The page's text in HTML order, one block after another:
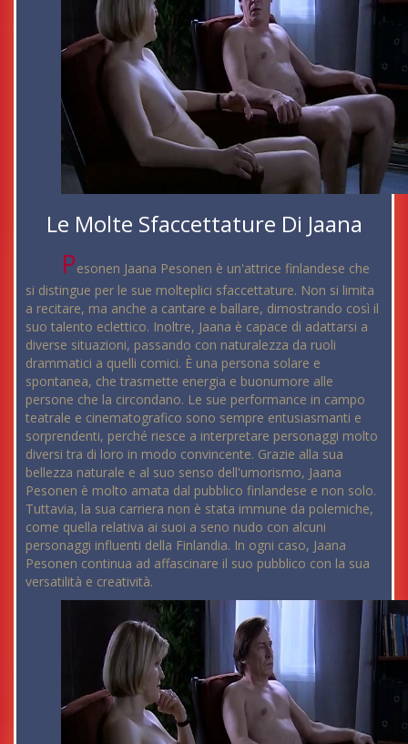
Le Molte Sfaccettature Di Jaana
Pesonen Jaana Pesonen è un'attrice finlandese che
si distingue per le sue molteplici sfaccettature. Non si limita
a recitare, ma anche a cantare e ballare, dimostrando così il
suo talento eclettico. Inoltre, Jaana è capace di adattarsi a
diverse situazioni, passando con naturalezza da ruoli
drammatici a quelli comici. È una persona solare e
spontanea, che trasmette energia e buonumore alle
persone che la circondano. Le sue performance in campo
teatrale e cinematografico sono sempre entusiasmanti e
sorprendenti, perché riesce a interpretare personaggi molto
diversi tra di loro in modo convincente. Grazie alla sua
bellezza naturale e al suo senso dell'umorismo, Jaana
Pesonen è molto amata dal pubblico finlandese e non solo.
Tuttavia, la sua carriera non è stata immune da polemiche,
come quella relativa ai suoi a seno nudo con alcuni
personaggi influenti della Finlandia. In ogni caso, Jaana
Pesonen continua ad affascinare il suo pubblico con la sua
versatilità e creatività.